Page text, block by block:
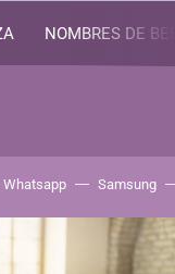
NOMBRES DE
Whatsapp Samsung